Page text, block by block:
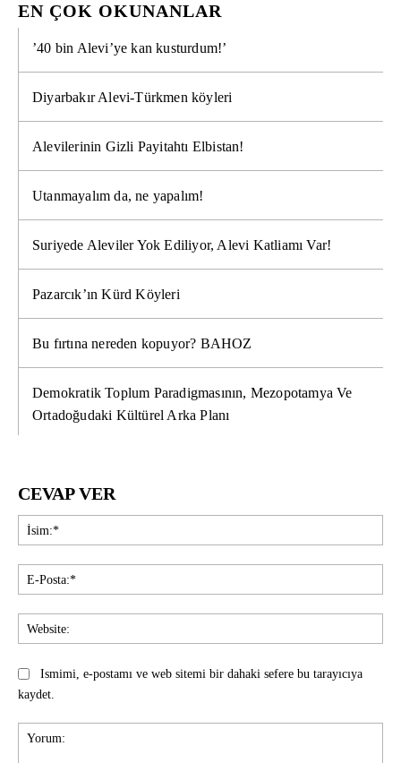
EN ÇOK OKUNANLAR
’40 bin Alevi’ye kan kusturdum!’
Diyarbakır Alevi-Türkmen köyleri
Alevilerinin Gizli Payitahtı Elbistan!
Utanmayalım da, ne yapalım!
Suriyede Aleviler Yok Ediliyor, Alevi Katliamı Var!
Pazarcık’ın Kürd Köyleri
Bu fırtına nereden kopuyor? BAHOZ
Demokratik Toplum Paradigmasının, Mezopotamya Ve
Ortadoğudaki Kültürel Arka Planı
CEVAP VER
Ismimi, e-postamı ve web sitemi bir dahaki sefere bu tarayıcıya
kaydet.